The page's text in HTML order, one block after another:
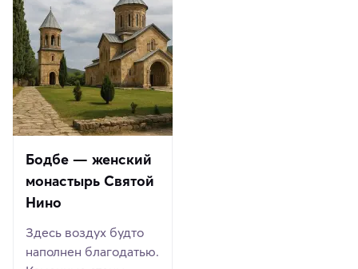
Бодбе — женский
монастырь Святой
Нино
Здесь воздух будто
наполнен благодатью.